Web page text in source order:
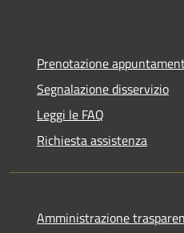
Prenotazione
Segnalazione disservizio
Leggi le FAQ
Richiesta assistenza
Amministrazione